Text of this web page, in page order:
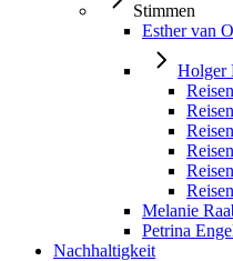
Stimmen
Esther van
Holger
Melanie
Petrina
Nachhaltigkeit